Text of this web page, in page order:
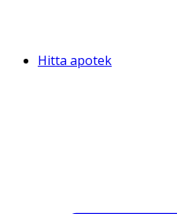
Hitta apotek